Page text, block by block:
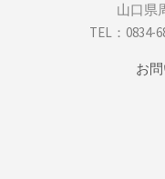
山口県
TEL：0834-
お